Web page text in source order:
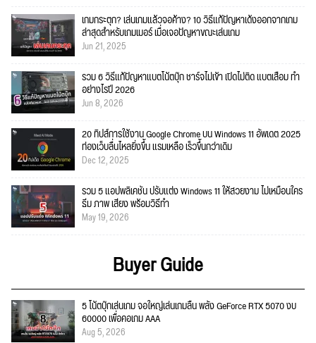
เกมกระตุก? เล่นเกมแล้วจอค้าง? 10 วิธีแก้ปัญหาเด้งออกจากเกม
ล่าสุดสำหรับเกมเมอร์ เมื่อเจอปัญหาขณะเล่นเกม
Jun 21, 2025
รวม 6 วิธีแก้ปัญหาแบตโน้ตบุ๊ก ชาร์จไม่เข้า เปิดไม่ติด แบตเสื่อม ทำ
อย่างไรปี 2026
Jun 8, 2026
20 ทิปส์การใช้งาน Google Chrome บน Windows 11 อัพเดต 2025
ท่องเว็บลื่นไหลยิ่งขึ้น แรมเหลือ เร็วขึ้นกว่าเดิม
Dec 12, 2025
รวม 5 แอปพลิเคชัน ปรับแต่ง Windows 11 ให้สวยงาม ไม่เหมือนใคร
ธีม ภาพ เสียง พร้อมวิธีทำ
May 19, 2026
Buyer Guide
5 โน้ตบุ๊กเล่นเกม จอใหญ่เล่นเกมลื่น พลัง GeForce RTX 5070 งบ
60000 เพื่อคอเกม AAA
Aug 5, 2026